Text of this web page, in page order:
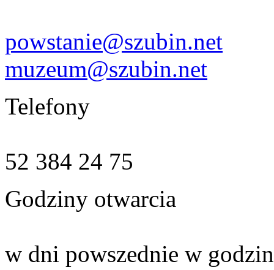
powstanie@szubin.net
muzeum@szubin.net
Telefony
52 384 24 75
Godziny otwarcia
w dni powszednie w